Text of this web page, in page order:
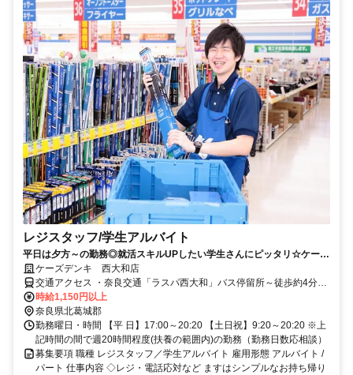
レジスタッフ/学生アルバイト
平日は夕方～の勤務◎就活スキルUPしたい学生さんにピッタリ☆ケーズ
デンキのレジ・品出しのお仕事
ケーズデンキ 西大和店
交通アクセス ・奈良交通「ラスパ西大和」バス停留所～徒歩約4分
≪JR「王寺」駅南口 バスロータリー2番から 奈良交通16系統「服部
記念病院行き」に乗車～約15分≫ ≪近鉄「五位堂」駅 バスロータリ
ー2番から 奈良交通17系統「王寺駅行き」に乗車～約15分≫
時給1,150円以上
奈良県北葛城郡
勤務曜日・時間 【平 日】17:00～20:20 【土日祝】9:20～20:20 ※上
記時間の間で週20時間程度(扶養の範囲内)の勤務（勤務日数応相談）
募集要項 職種 レジスタッフ／学生アルバイト 雇用形態 アルバイト /
パート 仕事内容 ◇レジ・電話応対など ますはシンプルなお持ち帰り